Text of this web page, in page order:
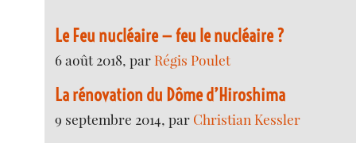
Le Feu nucléaire — feu le nucléaire ?
6 août 2018, par Régis Poulet
La rénovation du Dôme d’Hiroshima
9 septembre 2014, par Christian Kessler